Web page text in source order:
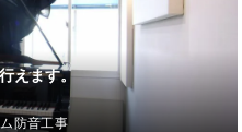
えます。
防音工事